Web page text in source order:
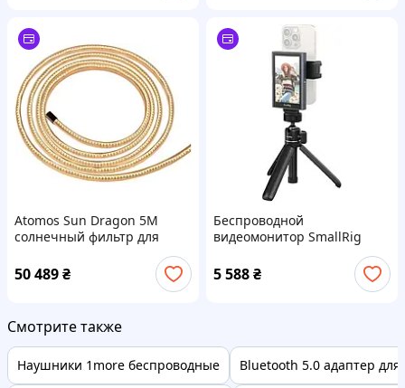
Atomos Sun Dragon 5M
солнечный фильтр для
50 489₴
Беспроводной
видеомонитор SmallRig
триподом
5 588₴
Смотрите также
Наушники 1more беспроводные Bluetooth 5.0 адаптер